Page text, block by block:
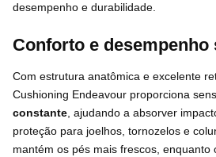
desempenho e durabilidade.
Conforto e
Com estrutura anatômica e excelente
Cushioning Endeavour proporciona
constante , ajudando a absorver
proteção para joelhos, tornozelos e
mantém os pés mais frescos, enquanto